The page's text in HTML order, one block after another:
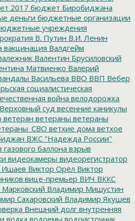
2017 бюджет Биробиджана
деньги бюджетные организации
учреждения
В. Путин В.И. Ленин
вакцинация Валдгейм
Валентин Брусиловский
Матвиенко Валерий
Васильева ВВО ВВП Вебер
социалистическая
война велодорожка
Верховный суд весенние каникулы
ветеран ветераны ветераны
ветхие дома ветхое
ВЖС "Надежда России"
газового баллона взрыв
видеокамеры видеорегистратор
Ишаев Виктор Орёл Виктор
вице-премьер ВИЧ ВККС
Владимир Мишустин
Сахаровский Владимир Якушев
Внешний долг внутренняя
водка водоемы водоисточник